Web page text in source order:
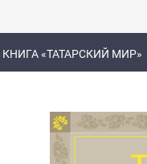
КНИГА «ТАТАРСКИЙ МИР»